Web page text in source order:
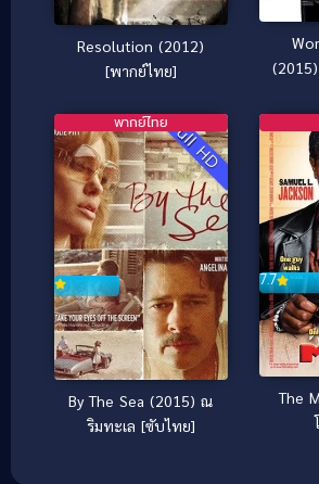
Resolution (2012)
[พากย์ไทย]
Full HD
พากย์ไทย
By The Sea (2015) ณ
ริมทะเล [ซับไทย]
7.7
The